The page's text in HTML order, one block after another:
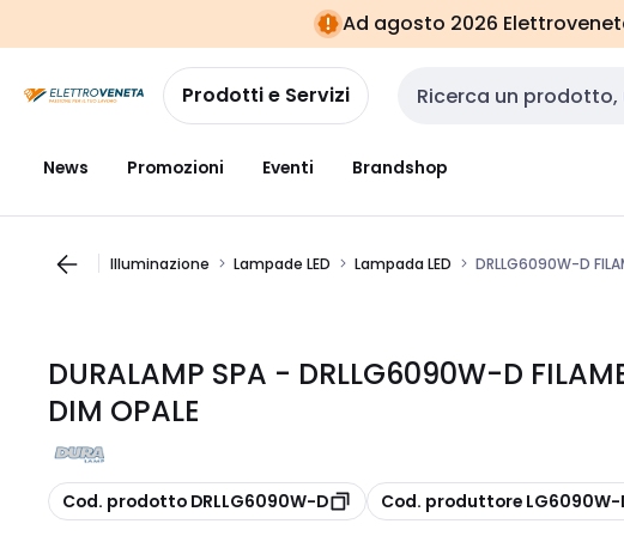
navigazionealla
pagina
Ad agosto 2026
Prodotti e Servizi Cerca input
News Promozioni Eventi Brandshop
Illuminazione Lampade LED Lampada LED DRLLG6090W-D
DURALAMP SPA - DRLLG6090W-D
DIM OPALE
copia
Cod. prodotto DRLLG6090W-D copia
Cod. produttore LG6090W-